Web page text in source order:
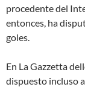
procedente del
entonces, ha
goles.
En La Gazzetta
dispuesto incluso